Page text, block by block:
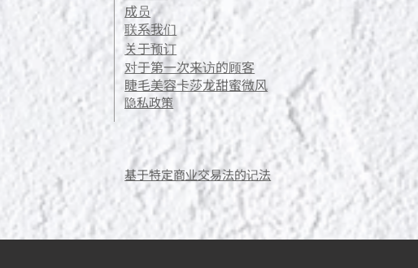
成员
联系我们
关于预订
对于第一次来访的顾客
睫毛美容卡莎龙甜蜜微风
隐私政策
​基于特定商业交易法的记法